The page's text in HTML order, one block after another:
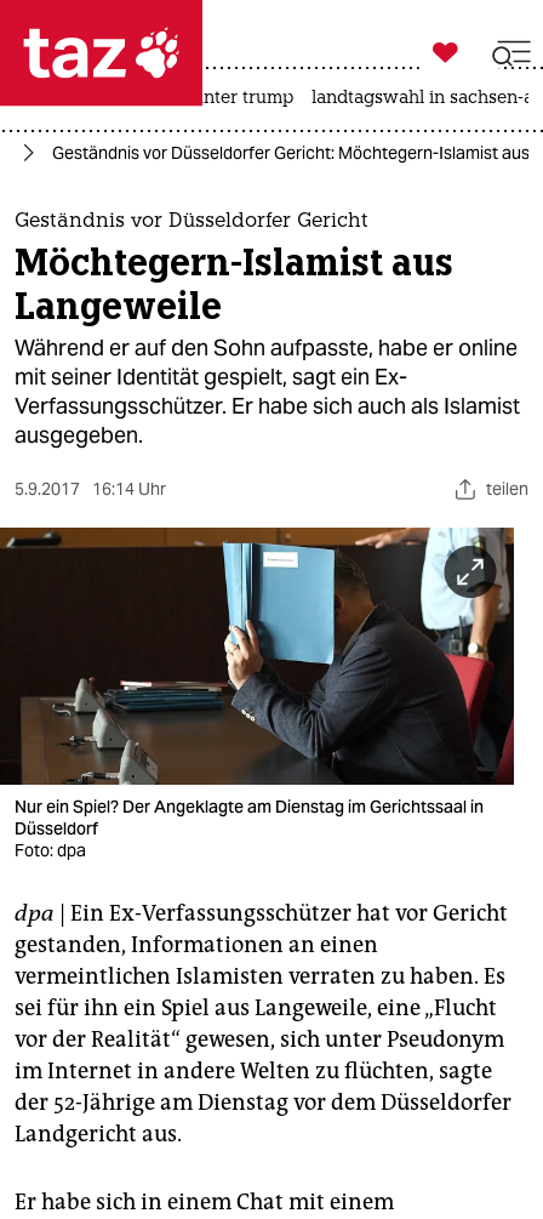
 taz zahl ich
taz zahl ich
themen
politik
öko
gesellschaft
kultur
sport
berlin
verlag
veranstaltungen
shop
fragen & hilfe
unterstützen
abo
genossenschaft
epaper login

taz zahl ich
usa unter trump landtagswahl in sachsen-
Geständnis vor Düsseldorfer Gericht: Möchtegern-Islamist aus
Geständnis vor Düsseldorfer Gericht
Möchtegern-Islamist aus
Langeweile
Während er auf den Sohn aufpasste, habe er online
mit seiner Identität gespielt, sagt ein Ex-
Verfassungsschützer. Er habe sich auch als Islamist
ausgegeben.
5.9.2017 16:14 Uhr teilen
Nur ein Spiel? Der Angeklagte am Dienstag im Gerichtssaal in
Düsseldorf
Foto: dpa
dpa | Ein Ex-Verfassungsschützer hat vor Gericht
gestanden, Informationen an einen
vermeintlichen Islamisten verraten zu haben. Es
sei für ihn ein Spiel aus Langeweile, eine „Flucht
vor der Realität“ gewesen, sich unter Pseudonym
im Internet in andere Welten zu flüchten, sagte
der 52-Jährige am Dienstag vor dem Düsseldorfer
Landgericht aus.
Er habe sich in einem Chat mit einem